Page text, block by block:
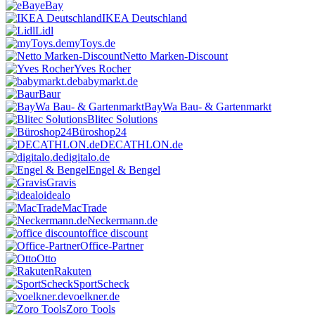
eBay
IKEA Deutschland
Lidl
myToys.de
Netto Marken-Discount
Yves Rocher
babymarkt.de
Baur
BayWa Bau- & Gartenmarkt
Blitec Solutions
Büroshop24
DECATHLON.de
digitalo.de
Engel & Bengel
Gravis
idealo
MacTrade
Neckermann.de
office discount
Office-Partner
Otto
Rakuten
SportScheck
voelkner.de
Zoro Tools